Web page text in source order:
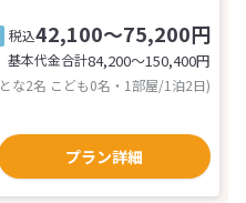
税込42,100～75,200円
基本代金合計84,200〜150,400円
な2名 こども0名・1部屋/1泊2日)
プラン詳細